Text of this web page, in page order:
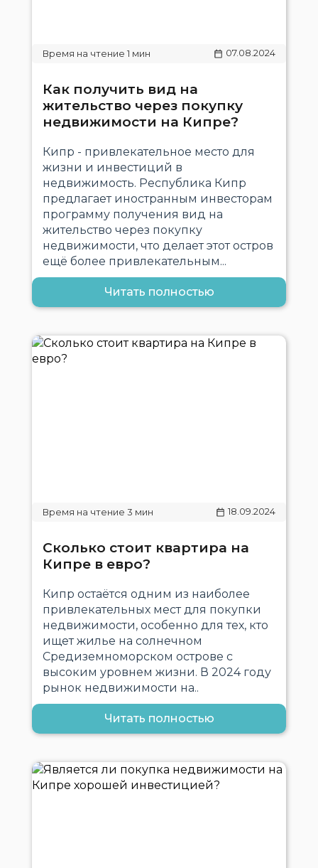
07.08.2024
Как получить вид на
жительство через покупку
недвижимости на Кипре?
Кипр - привлекательное место для
жизни и инвестиций в
недвижимость. Республика Кипр
предлагает иностранным инвесторам
программу получения вид на
жительство через покупку
недвижимости, что делает этот остров
ещё более привлекательным...
Читать полностью
18.09.2024
Сколько стоит квартира на
Кипре в евро?
Кипр остаётся одним из наиболее
привлекательных мест для покупки
недвижимости, особенно для тех, кто
ищет жилье на солнечном
Средиземноморском острове с
высоким уровнем жизни. В 2024 году
рынок недвижимости на..
Читать полностью